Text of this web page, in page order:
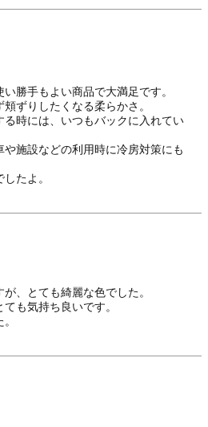
勝手もよい商品で大満足です。
ずりしたくなる柔らかさ。
時には、いつもバックに入れてい
施設などの利用時に冷房対策にも
たよ。
、とても綺麗な色でした。
も気持ち良いです。